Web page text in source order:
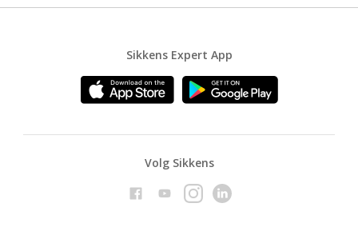
Sikkens Expert App
Volg Sikkens